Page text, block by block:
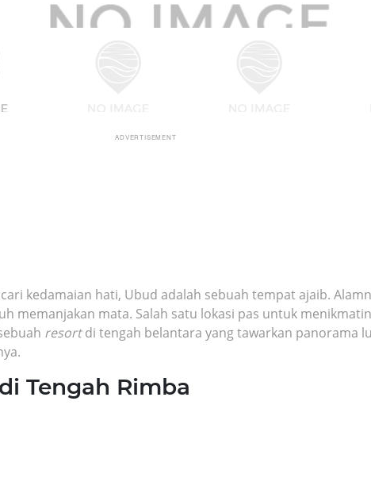
ADVERTISEMENT
kedamaian hati, Ubud adalah sebuah tempat ajaib.
memanjakan mata. Salah satu lokasi pas untuk
resortdi tengah belantara yang tawarkan panorama
Tengah Rimba